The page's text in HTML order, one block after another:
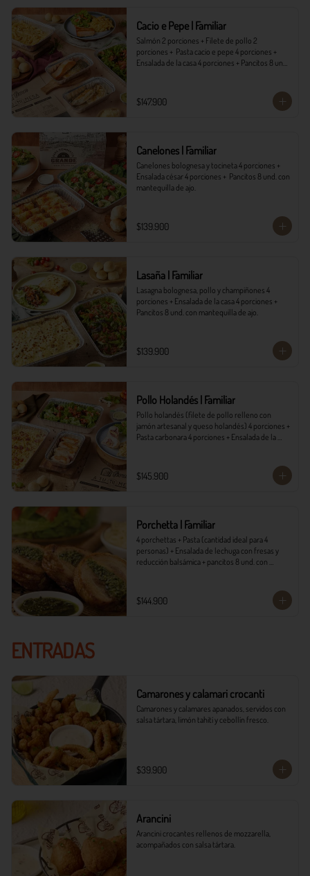
Cacio e Pepe | Familiar
Salmón 2 porciones + Filete de pollo 2
porciones +  Pasta cacio e pepe 4 porciones +
Ensalada de la casa 4 porciones + Pancitos 8 und.
$147.900
Canelones | Familiar
Canelones bolognesa y tocineta 4 porciones +
Ensalada césar 4 porciones +  Pancitos 8 und. con
mantequilla de ajo.
$139.900
Lasaña | Familiar
Lasagna bolognesa, pollo y champiñones 4
porciones + Ensalada de la casa 4 porciones +
Pancitos 8 und. con mantequilla de ajo.
$139.900
Pollo Holandés | Familiar
Pollo holandés (filete de pollo relleno con
jamón artesanal y queso holandés) 4 porciones +
Pasta carbonara 4 porciones + Ensalada de la
$145.900
Porchetta | Familiar
4 porchettas + Pasta (cantidad ideal para 4
personas) + Ensalada de lechuga con fresas y
reducción balsámica + pancitos 8 und. con
$144.900
ENTRADAS
Camarones y calamari crocanti
Camarones y calamares apanados, servidos con
salsa tártara, limón tahití y cebollín fresco.
$39.900
Arancini
Arancini crocantes rellenos de mozzarella,
acompañados con salsa tártara.